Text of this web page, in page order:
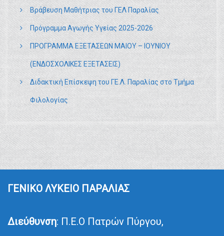
Βράβευση Μαθήτριας του ΓΕΛ Παραλίας
Πρόγραμμα Αγωγής Υγείας 2025-2026
ΠΡΟΓΡΑΜΜΑ ΕΞΕΤΑΣΕΩΝ ΜΑΙΟΥ – ΙΟΥΝΙΟΥ
(ΕΝΔΟΣΧΟΛΙΚΕΣ ΕΞΕΤΑΣΕΙΣ)
Διδακτική Επίσκεψη του ΓΕ.Λ. Παραλίας στο Τμήμα
Φιλολογίας
ΓΕΝΙΚΟ ΛΥΚΕΙΟ ΠΑΡΑΛΙΑΣ
Διεύθυνση: Π.Ε.Ο Πατρών Πύργου,